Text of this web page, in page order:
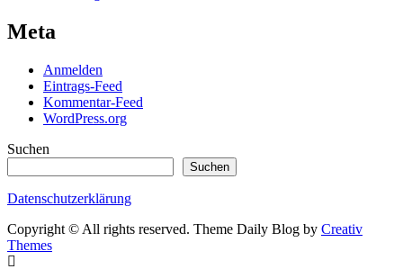
Meta
Anmelden
Eintrags-Feed
Kommentar-Feed
WordPress.org
Suchen
Suchen
Datenschutzerklärung
Copyright © All rights reserved. Theme Daily Blog by Creativ
Themes